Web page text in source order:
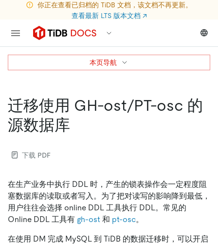
你正在查看已归档的 TiDB 文档，该文档不再更新。
查看最新 LTS 版本文档 ↗
迁移使用 GH-ost/PT-osc 的
源数据库
下载 PDF
在生产业务中执行 DDL 时，产生的锁表操作会一定程度阻
塞数据库的读取或者写入。为了把对读写的影响降到最低，
用户往往会选择 online DDL 工具执行 DDL。常见的
Online DDL 工具有 gh-ost 和 pt-osc。
在使用 DM 完成 MySQL 到 TiDB 的数据迁移时，可以开启
本页导航